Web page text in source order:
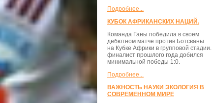
Подробнее...
КУБОК АФРИКАНСКИХ НАЦИЙ.
Команда Ганы победила в своем
дебютном матче против Ботсваны
на Кубке Африки в групповой стадии.
финалист прошлого года добился
минимальной победы 1:0.
Подробнее...
ВАЖНОСТЬ НАУКИ ЭКОЛОГИЯ В
СОВРЕМЕННОМ МИРЕ